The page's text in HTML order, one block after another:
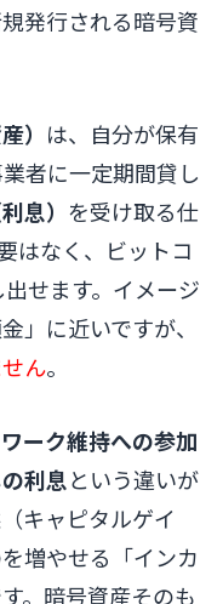
発行される暗号資
） は、自分が保有
者に一定期間貸し
息） を受け取る仕
はなく、ビットコ
せます。イメージ
」に近いですが、
ん。
ーク維持への参加
利息という違いが
キャピタルゲイ
増やせる「インカ
。暗号資産そのも